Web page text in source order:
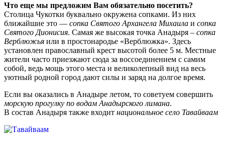
Что еще мы предложим Вам обязательно посетить?
Столица Чукотки буквально окружена сопками. Из них
ближайшие это — сопка Святого Архангела Михаила и сопка
Святого Дионисия. Самая же высокая точка Анадыря – сопка
Верблюжья или в простонародье «Верблюжка». Здесь
установлен православный крест высотой более 5 м. Местные
жители часто приезжают сюда за воссоединением с самим
собой, ведь мощь этого места и великолепный вид на весь
уютный родной город дают силы и заряд на долгое время.
Если вы оказались в Анадыре летом, то советуем совершить
морскую прогулку по водам Анадырского лимана.
В состав Анадыря также входит национальное село Тавайваам